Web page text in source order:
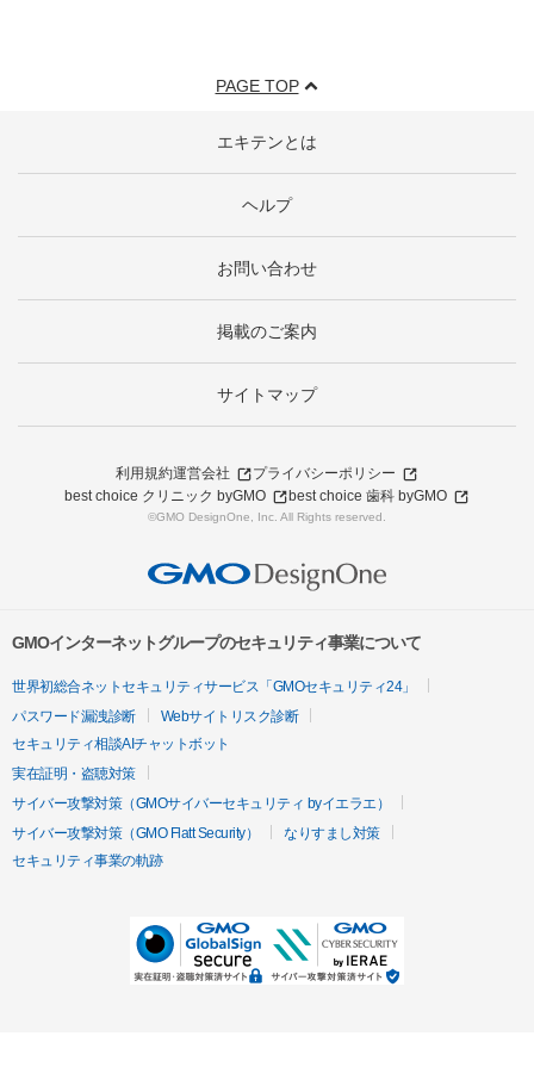
PAGE TOP
エキテンとは
ヘルプ
お問い合わせ
掲載のご案内
サイトマップ
利用規約運営会社
プライバシーポリシー
best choice クリニック byGMO
best choice 歯科 byGMO
©GMO DesignOne, Inc. All Rights reserved.
GMOインターネットグループのセキュリティ事業について
世界初総合ネットセキュリティサービス「GMOセキュリティ24」
パスワード漏洩診断
Webサイトリスク診断
セキュリティ相談AIチャットボット
実在証明・盗聴対策
サイバー攻撃対策（GMOサイバーセキュリティ byイエラエ）
サイバー攻撃対策（GMO Flatt Security）
なりすまし対策
セキュリティ事業の軌跡